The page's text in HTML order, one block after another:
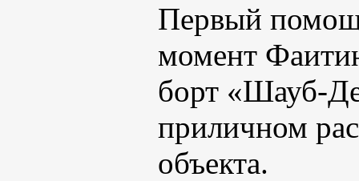
Первый
момент
борт «Шауб-
приличном
объекта.